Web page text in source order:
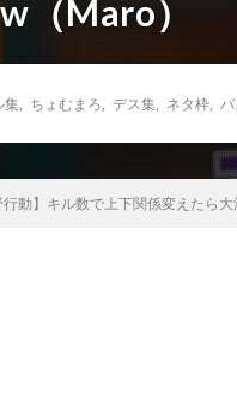
（Maro）
集 ちょむまろ デス集 ネタ枠
行動】キル数で上下関係変えたら